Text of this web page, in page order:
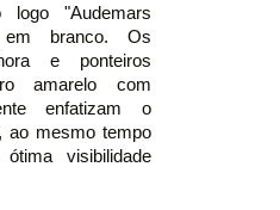
"Audemars
em branco. Os
e ponteiros
amarelo com
enfatizam o
ao mesmo tempo
visibilidade